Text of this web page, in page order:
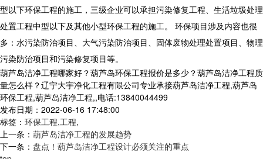
型以下环保工程的施工，三级企业可以承担污染修复工程、生活垃圾处理
处置工程中型以下及其他小型环保工程的施工。 环保项目涉及内容也很
多：水污染防治项目、大气污染防治项目、固体废物处理处置项目、物理
污染防治项目和污染修复项目等。
葫芦岛洁净工程哪家好？葫芦岛环保工程报价是多少？葫芦岛洁净工程质
量怎么样？辽宁大宇净化工程有限公司专业承接葫芦岛洁净工程,葫芦岛
环保工程,葫芦岛洁净工程,,电话:13840044499
发布日期：2022-06-16 17:48:00
标签： 环保工程,工程,
上一条： 葫芦岛洁净工程的发展趋势
下一条： 盘点！葫芦岛洁净工程设计必须关注的重点